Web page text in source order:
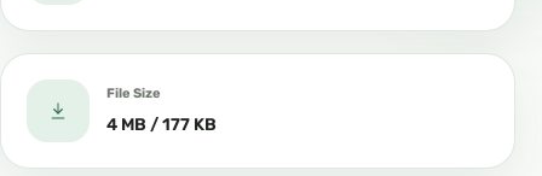
File Size
4 MB / 177 KB